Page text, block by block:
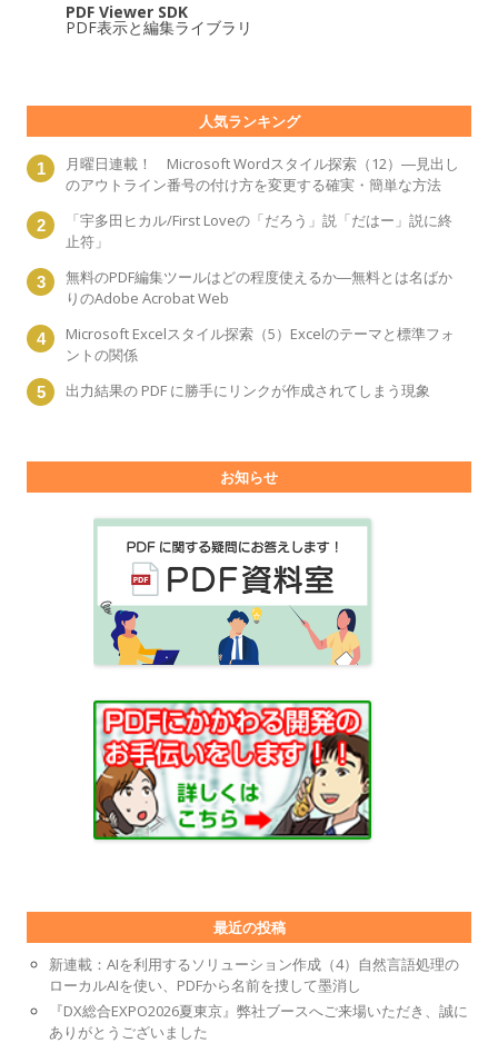
PDF Viewer SDK
PDF表示と編集ライブラリ
人気ランキング
月曜日連載！ Microsoft Wordスタイル探索（12）―見出し
のアウトライン番号の付け方を変更する確実・簡単な方法
「宇多田ヒカル/First Loveの「だろう」説「だはー」説に終
止符」
無料のPDF編集ツールはどの程度使えるか―無料とは名ばか
りのAdobe Acrobat Web
Microsoft Excelスタイル探索（5）Excelのテーマと標準フォ
ントの関係
出力結果の PDF に勝手にリンクが作成されてしまう現象
お知らせ
最近の投稿
新連載：AIを利用するソリューション作成（4）自然言語処理の
ローカルAIを使い、PDFから名前を捜して墨消し
『DX総合EXPO2026夏東京』弊社ブースへご来場いただき、誠に
ありがとうございました